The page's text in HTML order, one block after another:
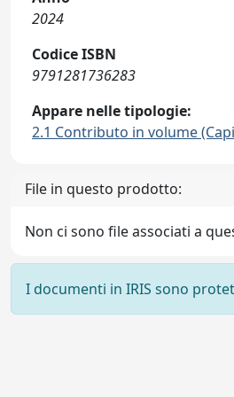
2024
Codice ISBN
9791281736283
Appare nelle tipologie:
2.1 Contributo in volume
File in questo prodotto:
Non ci sono file associati a
I documenti in IRIS sono